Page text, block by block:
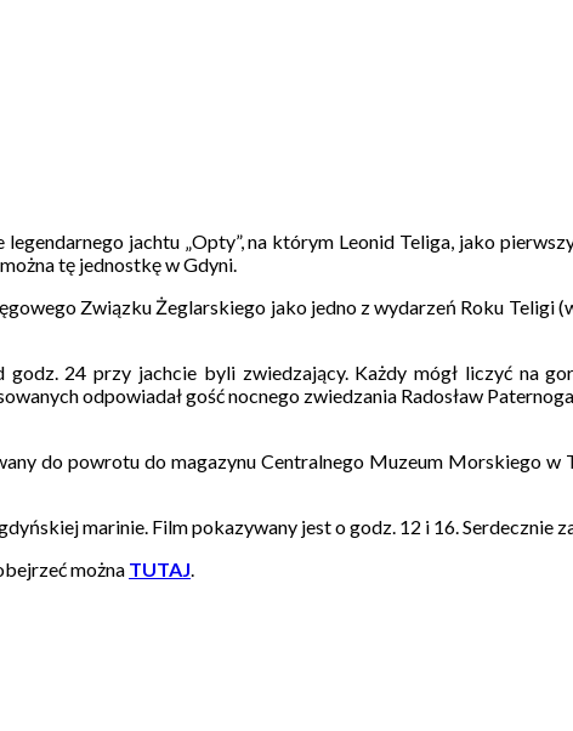
jachtu „Opty”, na którym Leonid Teliga, jako
tę jednostkę w Gdyni.
Związku Żeglarskiego jako jedno z wydarzeń Roku Teligi
24 przy jachcie byli zwiedzający. Każdy mógł liczyć na
odpowiadał gość nocnego zwiedzania Radosław
do powrotu do magazynu Centralnego Muzeum Morskiego w
marinie. Film pokazywany jest o godz. 12 i 16. Serdecznie
można TUTAJ.